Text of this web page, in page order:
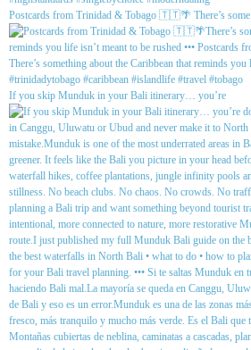
Postcards from Trinidad & Tobago 🇹🇹🌴 There’s some
If you skip Munduk in your Bali itinerary… you’re